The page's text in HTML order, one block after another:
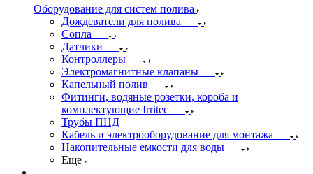
Оборудование для систем полива
Дождеватели для полива
Сопла
Датчики
Контроллеры
Электромагнитные клапаны
Капельный полив
Фитинги, водяные розетки, короба и
комплектующие Irritec
Трубы ПНД
Кабель и электрооборудование для монтажа
Накопительные емкости для воды
Еще